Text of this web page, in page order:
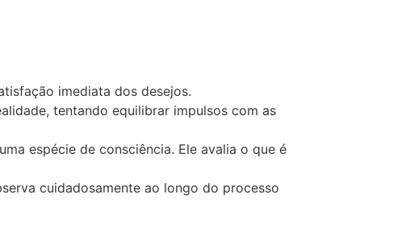
imediata dos desejos.
tentando equilibrar impulsos com as
espécie de consciência. Ele avalia o que é
cuidadosamente ao longo do processo